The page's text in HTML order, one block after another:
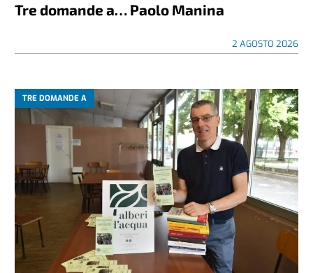
Tre domande a… Paolo Manina
2 AGOSTO 2026
TRE DOMANDE A